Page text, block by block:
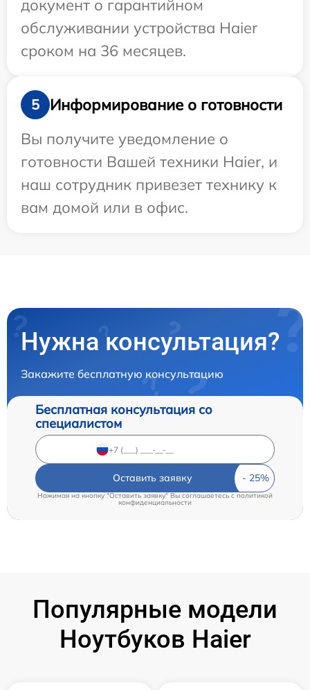
документ о гарантийном
обслуживании устройства Haier
сроком на 36 месяцев.
5
Информирование о готовности
Вы получите уведомление о
готовности Вашей техники Haier, и
наш сотрудник привезет технику к
вам домой или в офис.
Нужна консультация?
Закажите бесплатную консультацию
Бесплатная консультация со
специалистом
Оставить заявку
Нажимая на кнопку "Оставить заявку" Вы соглашаетесь c политикой
конфиденциальности
Популярные модели
Ноутбуков Haier